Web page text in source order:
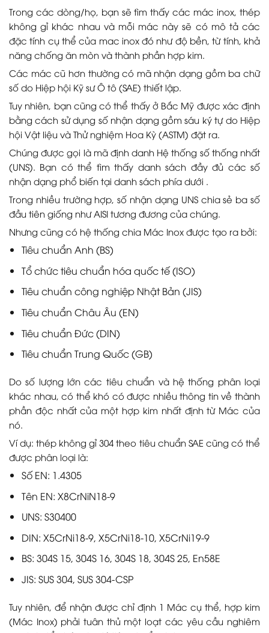
Trong các dòng/họ, bạn sẽ tìm thấy các mác inox, thép
không gỉ khác nhau và mỗi mác này sẽ có mô tả các
đặc tính cụ thể của mac inox đó như độ bền, từ tính, khả
năng chống ăn mòn và thành phần hợp kim.
Các mác cũ hơn thường có mã nhận dạng gồm ba chữ
số do Hiệp hội Kỹ sư Ô tô (SAE) thiết lập.
Tuy nhiên, bạn cũng có thể thấy ở Bắc Mỹ được xác định
bằng cách sử dụng số nhận dạng gồm sáu ký tự do Hiệp
hội Vật liệu và Thử nghiệm Hoa Kỳ (ASTM) đặt ra.
Chúng được gọi là mã định danh Hệ thống số thống nhất
(UNS). Bạn có thể tìm thấy danh sách đầy đủ các số
nhận dạng phổ biến tại danh sách phía dưới .
Trong nhiều trường hợp, số nhận dạng UNS chia sẻ ba số
đầu tiên giống như AISI tương đương của chúng.
Nhưng cũng có hệ thống chia Mác Inox được tạo ra bởi:
Tiêu chuẩn Anh (BS)
Tổ chức tiêu chuẩn hóa quốc tế (ISO)
Tiêu chuẩn công nghiệp Nhật Bản (JIS)
Tiêu chuẩn Châu Âu (EN)
Tiêu chuẩn Đức (DIN)
Tiêu chuẩn Trung Quốc (GB)
Do số lượng lớn các tiêu chuẩn và hệ thống phân loại
khác nhau, có thể khó có được nhiều thông tin về thành
phần độc nhất của một hợp kim nhất định từ Mác của
nó.
Ví dụ: thép không gỉ 304 theo tiêu chuẩn SAE cũng có thể
được phân loại là:
Số EN: 1.4305
Tên EN: X8CrNiN18-9
UNS: S30400
DIN: X5CrNi18-9, X5CrNi18-10, X5CrNi19-9
BS: 304S 15, 304S 16, 304S 18, 304S 25, En58E
JIS: SUS 304, SUS 304-CSP
Tuy nhiên, để nhận được chỉ định 1 Mác cụ thể, hợp kim
(Mác Inox) phải tuân thủ một loạt các yêu cầu nghiêm